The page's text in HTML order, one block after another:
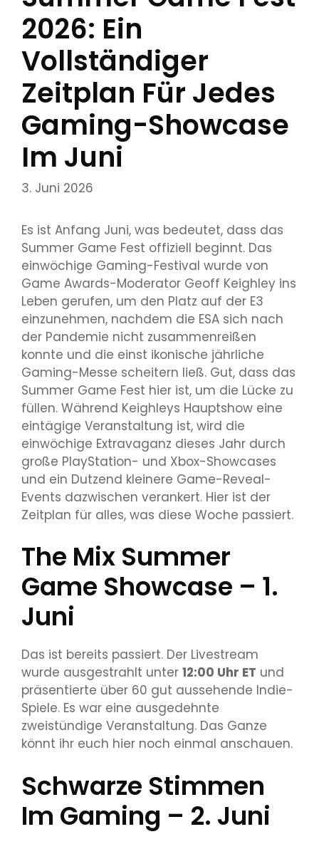
2026: Ein
Vollständiger
Zeitplan Für Jedes
Gaming-Showcase
Im Juni
3. Juni 2026
Es ist Anfang Juni, was bedeutet, dass das
Summer Game Fest offiziell beginnt. Das
einwöchige Gaming-Festival wurde von
Game Awards-Moderator Geoff Keighley ins
Leben gerufen, um den Platz auf der E3
einzunehmen, nachdem die ESA sich nach
der Pandemie nicht zusammenreißen
konnte und die einst ikonische jährliche
Gaming-Messe scheitern ließ. Gut, dass das
Summer Game Fest hier ist, um die Lücke zu
füllen. Während Keighleys Hauptshow eine
eintägige Veranstaltung ist, wird die
einwöchige Extravaganz dieses Jahr durch
große PlayStation- und Xbox-Showcases
und ein Dutzend kleinere Game-Reveal-
Events dazwischen verankert. Hier ist der
Zeitplan für alles, was diese Woche passiert.
The Mix Summer
Game Showcase – 1.
Juni
Das ist bereits passiert. Der Livestream
wurde ausgestrahlt unter 12:00 Uhr ET und
präsentierte über 60 gut aussehende Indie-
Spiele. Es war eine ausgedehnte
zweistündige Veranstaltung. Das Ganze
könnt ihr euch hier noch einmal anschauen.
Schwarze Stimmen
Im Gaming – 2. Juni